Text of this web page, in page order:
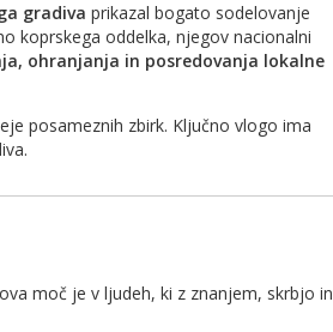
gradiva prikazal bogato sodelovanje
koprskega oddelka, njegov nacionalni
ohranjanja in posredovanja lokalne
posameznih zbirk. Ključno vlogo ima
moč je v ljudeh, ki z znanjem, skrbjo in